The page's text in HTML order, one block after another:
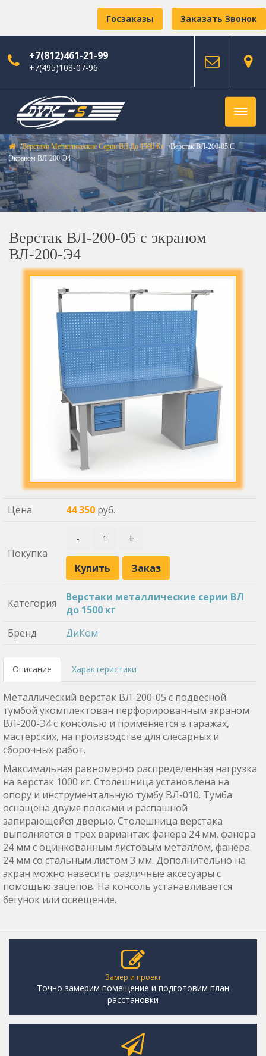
Заказать Звонок
Госзаказы
+7(812)461-21-99
+7(495)108-07-96
Верстаки Металлические Серии ВЛ До 1500 Кг
Верстак ВЛ-200-05 С
Экраном ВЛ-200-Э4
Верстак ВЛ-200-05 с экраном
ВЛ-200-Э4
Цена 44 350 руб.
Покупка
- +
Купить Заказ
Категория
Верстаки металлические серии ВЛ
до 1500 кг
Бренд
ДиКом
Описание Характеристики
Металлический верстак ВЛ-200-05 с подвесной
тумбой укомплектован перфорированным экраном
ВЛ-200-Э4 с консолью и применяется в гаражах,
мастерских, на производстве для слесарных и
сборочных работ.
Максимальная равномерно распределенная нагрузка
на верстак 1000 кг. Столешница установлена на
опору и инструментальную тумбу ВЛ-010. Тумба
оснащена двумя полками и распашной
запирающейся дверью. Столешница верстака
выполняется в трех вариантах: фанера 24 мм, фанера
24 мм с оцинкованным листовым металлом, фанера
24 мм со стальным листом 3 мм. Дополнительно на
экран можно навесить различные аксесуары с
помощью зацепов. На консоль устанавливается
бегунок или освещение.
Замер и проект
Точно замерим помещение и подготовим план
расстановки